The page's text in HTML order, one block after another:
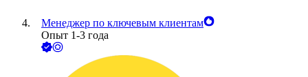
Менеджер по ключевым клиентам
Опыт 1-3 года